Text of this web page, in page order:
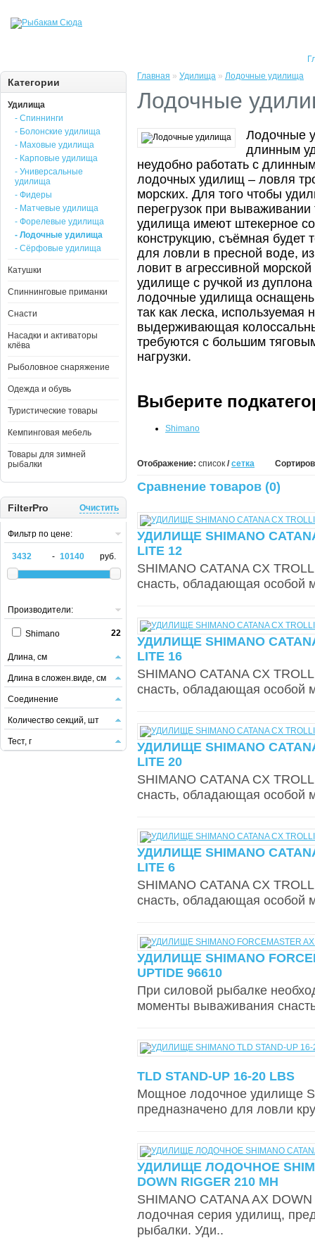
Категории
Удилища
- Спиннинги
- Болонские удилища
- Маховые удилища
- Карповые удилища
- Универсальные
удилища
- Фидеры
- Матчевые удилища
- Форелевые удилища
- Лодочные удилища
- Сёрфовые удилища
Катушки
Спиннинговые приманки
Снасти
Насадки и активаторы
клёва
Рыболовное снаряжение
Одежда и обувь
Туристические товары
Кемпинговая мебель
Товары для зимней
рыбалки
FilterPro Очистить
Фильтр по цене:
- руб.
Производители:
Shimano 22
Длина, см
Длина в сложен.виде, см
Соединение
Количество секций, шт
Тест, г
Главная » Удилища » Лодочные удилища
Лодочные
Лодочные
длинным
неудобно работать с
лодочных удилищ – ловля
морских. Для того чтобы
перегрузок при
удилища имеют штекерное
конструкцию, съёмная будет
для ловли в пресной воде,
ловит в агрессивной
удилище с ручкой из
лодочные удилища
так как леска, используемая
выдерживающая
требуются с большим
нагрузки.
Выберите
Shimano
Отображение: список / сетка
Сравнение товаров (0)
УДИЛИЩЕ SHIMANO
LITE 12
SHIMANO CATANA CX
снасть, обладающая особой
УДИЛИЩЕ SHIMANO
LITE 16
SHIMANO CATANA CX
снасть, обладающая особой
УДИЛИЩЕ SHIMANO
LITE 20
SHIMANO CATANA CX
снасть, обладающая особой
УДИЛИЩЕ SHIMANO
LITE 6
SHIMANO CATANA CX
снасть, обладающая особой
УДИЛИЩЕ SHIMANO
UPTIDE 96610
При силовой рыбалке
моменты вываживания
TLD STAND-UP 16-20 LBS
Мощное лодочное удилище
предназначено для ловли
УДИЛИЩЕ ЛОДОЧНОЕ
DOWN RIGGER 210 MH
SHIMANO CATANA AX
лодочная серия удилищ,
рыбалки. Уди..